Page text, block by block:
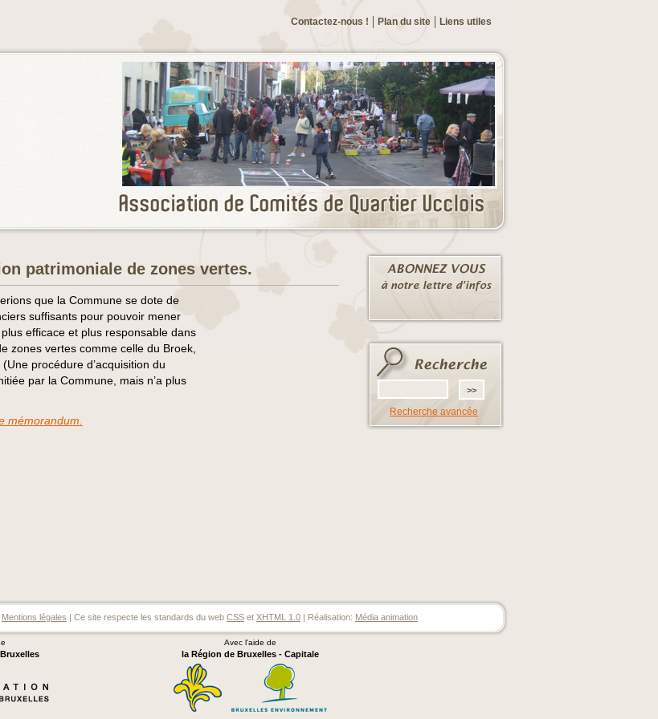
Liens utiles
Plan du site
Contactez-nous !
patrimoniale de zones vertes.
que la Commune se dote de
suffisants pour pouvoir mener
efficace et plus responsable dans
zones vertes comme celle du Broek,
procédure d’acquisition du
par la Commune, mais n’a plus
mémorandum.
Recherche avancée
Mentions légales | Ce site respecte les standards du web CSS et XHTML 1.0 | Réalisation: Média animation
Avec l'aide de
la Région de Bruxelles - Capitale